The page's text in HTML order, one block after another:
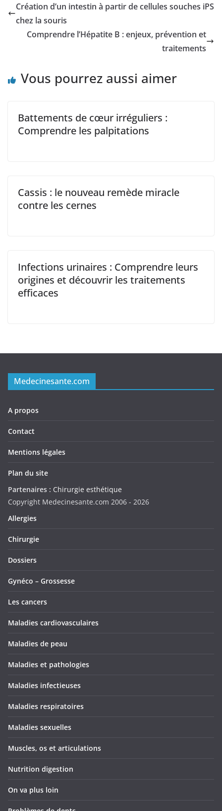
Création d’un intestin à partir de cellules souches iPS
chez la souris
Comprendre l’Hépatite B : enjeux, prévention et
traitements
Vous pourrez aussi aimer
Battements de cœur irréguliers :
Comprendre les palpitations
Cassis : le nouveau remède miracle
contre les cernes
Infections urinaires : Comprendre leurs
origines et découvrir les traitements
efficaces
Medecinesante.com
A propos
Contact
Mentions légales
Plan du site
Partenaires : Chirurgie esthétique
Copyright Medecinesante.com 2006 - 2026
Allergies
Chirurgie
Dossiers
Gynéco – Grossesse
Les cancers
Maladies cardiovasculaires
Maladies de peau
Maladies et pathologies
Maladies infectieuses
Maladies respiratoires
Maladies sexuelles
Muscles, os et articulations
Nutrition digestion
On va plus loin